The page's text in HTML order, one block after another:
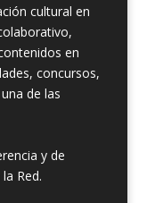
cultural en
en
concursos,
de las
y de
Red.